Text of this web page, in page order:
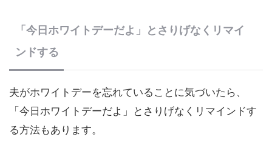
「今日ホワイトデーだよ」とさりげなくリマイ
ンドする
夫がホワイトデーを忘れていることに気づいたら、
「今日ホワイトデーだよ」とさりげなくリマインドす
る方法もあります。